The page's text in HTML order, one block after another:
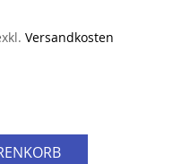
Versandkosten